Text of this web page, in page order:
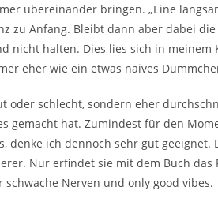
übereinander bringen. „Eine
zu Anfang. Bleibt dann aber dabei
nicht halten. Dies lies sich in
eher wie ein etwas naives
oder schlecht, sondern eher
gemacht hat. Zumindest für den
denke ich dennoch sehr gut
Nur erfindet sie mit dem Buch das
Nerven und only good vibes.